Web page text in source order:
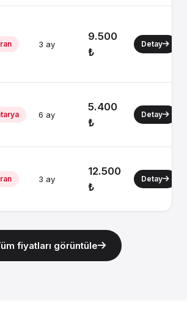
3 ay
9.500
₺
Detay
6 ay
5.400
₺
Detay
3 ay
12.500
₺
Detay
fiyatları görüntüle